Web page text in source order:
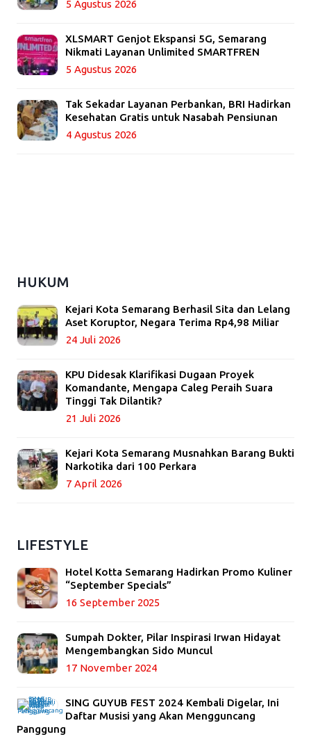
5 Agustus 2026
XLSMART Genjot Ekspansi 5G, Semarang
Nikmati Layanan Unlimited SMARTFREN
5 Agustus 2026
Tak Sekadar Layanan Perbankan, BRI Hadirkan
Kesehatan Gratis untuk Nasabah Pensiunan
4 Agustus 2026
HUKUM
Kejari Kota Semarang Berhasil Sita dan Lelang
Aset Koruptor, Negara Terima Rp4,98 Miliar
24 Juli 2026
KPU Didesak Klarifikasi Dugaan Proyek
Komandante, Mengapa Caleg Peraih Suara
Tinggi Tak Dilantik?
21 Juli 2026
Kejari Kota Semarang Musnahkan Barang Bukti
Narkotika dari 100 Perkara
7 April 2026
LIFESTYLE
Hotel Kotta Semarang Hadirkan Promo Kuliner
“September Specials”
16 September 2025
Sumpah Dokter, Pilar Inspirasi Irwan Hidayat
Mengembangkan Sido Muncul
17 November 2024
SING GUYUB FEST 2024 Kembali Digelar, Ini
Daftar Musisi yang Akan Mengguncang
Panggung